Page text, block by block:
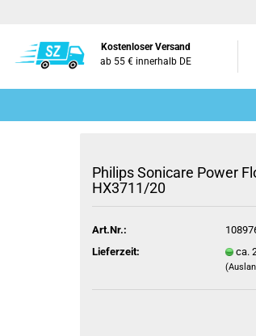
Kostenloser Versand
ab 55 € innerhalb DE
Philips Sonicare Power
HX3711/20
Art.Nr.:
Lieferzeit:
ca.